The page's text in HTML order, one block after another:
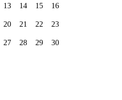
13 14 15 16
20 21 22 23
27 28 29 30